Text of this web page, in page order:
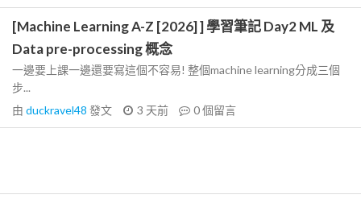
[Machine Learning A-Z [2026] ] 學習筆記 Day2 ML 及
Data pre-processing 概念
一邊要上課一邊還要寫這個不容易! 整個machine learning分成三個
步...
由 duckravel48 發文 3 天前 0個留言